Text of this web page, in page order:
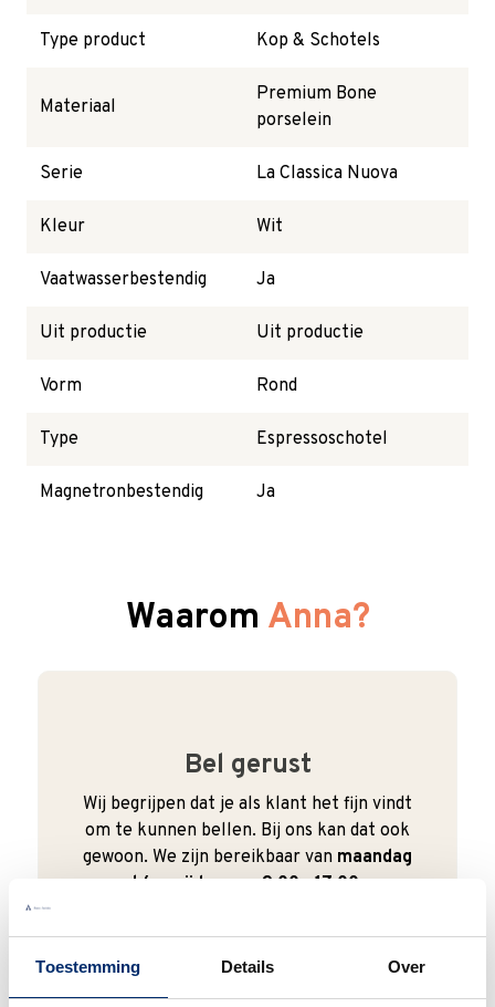
Toestemming Details Over
Type product Kop & Schotels
Materiaal
Premium Bone
porselein
Serie La Classica Nuova
Kleur Wit
Vaatwasserbestendig Ja
Uit productie Uit productie
Vorm Rond
Type Espressoschotel
Magnetronbestendig Ja
Waarom Anna?
Bel gerust
Wij begrijpen dat je als klant het fijn vindt
om te kunnen bellen. Bij ons kan dat ook
gewoon. We zijn bereikbaar van maandag
t/m vrijdag van 9:00 - 17:00.
0345 63 30 01